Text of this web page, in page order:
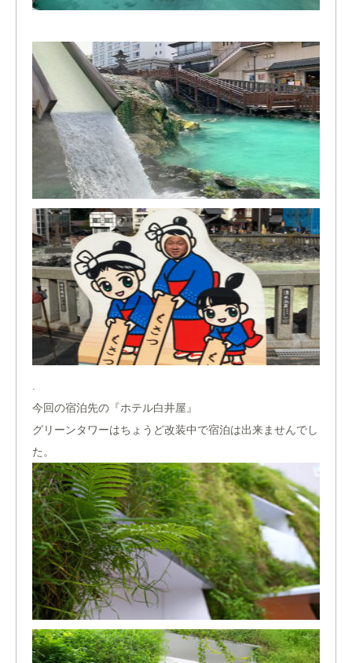
.
今回の宿泊先の『ホテル白井屋』
グリーンタワーはちょうど改装中で宿泊は出来ませんでし
た。